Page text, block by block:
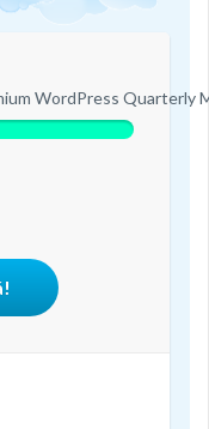
WordPress Quarterly